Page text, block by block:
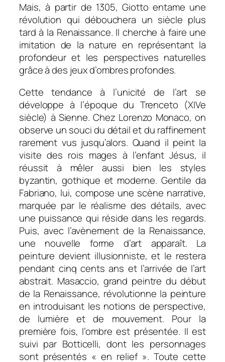
Mais, à partir de 1305, Giotto entame une
révolution qui débouchera un siècle plus
tard à la Renaissance. Il cherche à faire une
imitation de la nature en représentant la
profondeur et les perspectives naturelles
grâce à des jeux d’ombres profondes.
Cette tendance à l’unicité de l’art se
développe à l’époque du Trenceto (XIVe
siècle) à Sienne. Chez Lorenzo Monaco, on
observe un souci du détail et du raffinement
rarement vus jusqu’alors. Quand il peint la
visite des rois mages à l’enfant Jésus, il
réussit à mêler aussi bien les styles
byzantin, gothique et moderne. Gentile da
Fabriano, lui, compose une scène narrative,
marquée par le réalisme des détails, avec
une puissance qui réside dans les regards.
Puis, avec l’avènement de la Renaissance,
une nouvelle forme d’art apparaît. La
peinture devient illusionniste, et le restera
pendant cinq cents ans et l’arrivée de l’art
abstrait. Masaccio, grand peintre du début
de la Renaissance, révolutionne la peinture
en introduisant les notions de perspective,
de lumière et de mouvement. Pour la
première fois, l’ombre est présentée. Il est
suivi par Botticelli, dont les personnages
sont présentés « en relief ». Toute cette